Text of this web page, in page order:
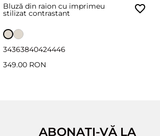
Bluză din raion cu imprimeu
stilizat contrastant
34363840424446
349.00 RON
ABONAȚI-VĂ LA